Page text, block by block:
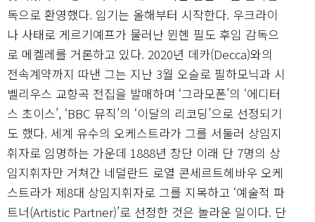
독으로 환영했다. 임기는 올해부터 시작한다. 우크라이
나 사태로 게르기예프가 물러난 뮌헨 필도 후임 감독으
로 메켈레를 거론하고 있다. 2020년 데카(Decca)와의
전속계약까지 따낸 그는 지난 3월 오슬로 필하모닉과 시
벨리우스 교향곡 전집을 발매하며 ‘그라모폰’의 ‘에디터
스 초이스’, ‘BBC 뮤직’의 ‘이달의 리코딩’으로 선정되기
도 했다. 세계 유수의 오케스트라가 그를 서둘러 상임지
휘자로 임명하는 가운데 1888년 창단 이래 단 7명의 상
임지휘자만 거쳐간 네덜란드 로열 콘세르트헤바우 오케
스트라가 제8대 상임지휘자로 그를 지목하고 ‘예술적 파
트너(Artistic Partner)’로 선정한 것은 놀라운 일이다. 단